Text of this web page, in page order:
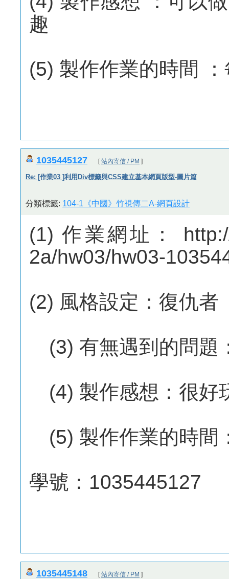
趣
(5) 製作作業的時間
1035445127 [站內寄信 / PM ]
Re: [作業03 ]利用Div標籤與CSS建立基本網頁版型-圖片篇
分類標籤: 104-1《中國》竹視傳二A-網頁設計
(1) 作業網址：
2a/hw03/hw03-
(2) 風格設定：復仇者
(3) 有無遇到的問題
(4) 製作感想：很好
(5) 製作作業的時間
學號：1035445127
1035445148 [站內寄信 / PM ]